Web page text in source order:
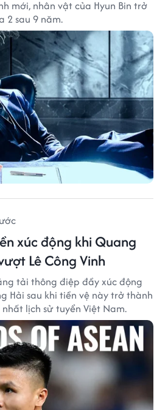
mới, nhân vật của Hyun Bin trở
2 sau 9 năm.
xúc động khi Quang
Lê Công Vinh
tải thông điệp đầy xúc động
Hải sau khi tiền vệ này trở thành
lịch sử tuyển Việt Nam.